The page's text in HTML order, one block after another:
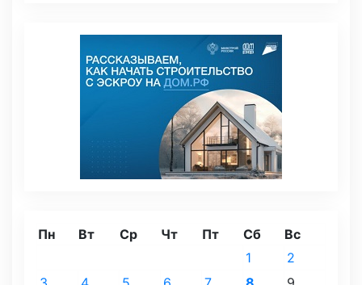
Пн Вт Ср Чт Пт Сб Вс
1
2